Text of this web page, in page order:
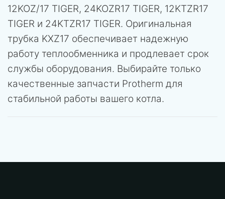
12KOZ/17 TIGER, 24KOZR17 TIGER, 12KTZR17
TIGER и 24KTZR17 TIGER. Оригинальная
трубка KXZ17 обеспечивает надежную
работу теплообменника и продлевает срок
службы оборудования. Выбирайте только
качественные запчасти Protherm для
стабильной работы вашего котла.